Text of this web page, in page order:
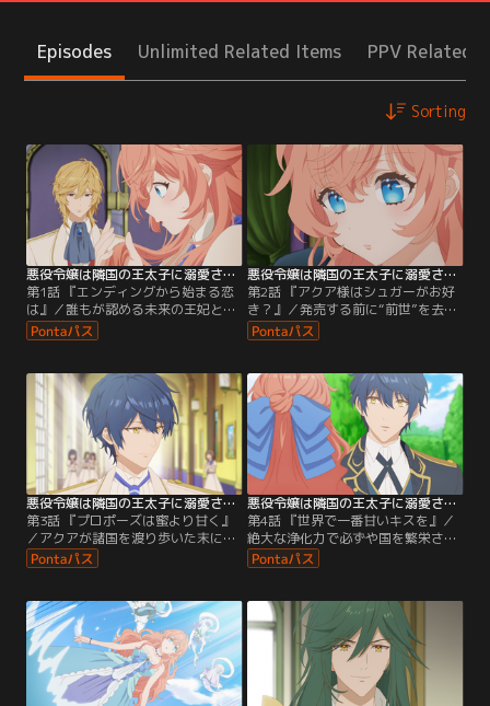
Episodes Unlimited Related Items PPV Related
Sorting
悪役令嬢は隣国の王太子に溺愛される 第01話
第1話 『エンディングから始まる恋
は』／誰もが認める未来の王妃とし
て、学園中の生徒から憧れられてい
るティアラローズ。しかし、婚約中
アカリに心変わりしてしまう。ショ
ックで倒れたティアラは、自分
が“前世”で大好きだった乙女ゲーム
『ラピスラズリの指輪』の世界に
「悪役令嬢」として転生しているこ
とに気づく。
悪役令嬢は隣国の王太子に溺愛される 第02話
第2話 『アクア様はシュガーがお好
き？』／発売する前に“前世”を去
り、プレイできなかった続編ゲーム
のメインキャラクター・アクアステ
アラ。思いも寄らない展開に戸惑い
ながらも、アクアからの積極的なア
プローチに心をときめかせる。ゲー
ム内で「ヒロイン」が親密度の一番
高いキャラと過ごす「妖精の星祭
り」イベントも発生し…。
悪役令嬢は隣国の王太子に溺愛される 第03話
第3話 『プロポーズは蜜より甘く』
／アクアが諸国を渡り歩いた末にラ
ピスラズリ王国の学園に転入したの
は、1年前のこと。「マリンフォレ
ありたい」という一心で学業に励ん
でいたアクアだが、その心を唯一動
かしたのがティアラの笑顔だった。
そんな隣国の王太子の婚約者への禁
断の恋が、思いがけないチャンスが
巡ったことで…。
悪役令嬢は隣国の王太子に溺愛される 第04話
第4話 『世界で一番甘いキスを』／
絶大な浄化力で必ずや国を繁栄させ
るであろう「聖なる祈り」の力が覚
醒したという報告を受け「……欲し
その頃、花嫁修業のためマリンフォ
レストに向かう準備を済ませたティ
アラは、アクアがなかなか迎えに来
ず、アカリに心変わりしてしまうの
ではないかという不安にかられてい
た。